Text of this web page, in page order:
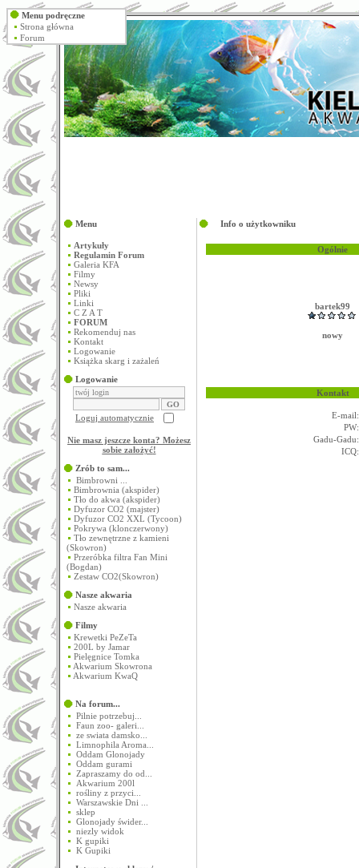
Menu
Artykuły
Regulamin Forum
Galeria KFA
Filmy
Newsy
Pliki
Linki
C Z A T
FORUM
Rekomenduj nas
Kontakt
Logowanie
Książka skarg i zażaleń
Logowanie
Loguj automatycznie
Nie masz jeszcze konta? Możesz
sobie założyć!
Zrób to sam...
Bimbrowni ...
Bimbrownia (akspider)
Tło do akwa (akspider)
Dyfuzor CO2 (majster)
Dyfuzor CO2 XXL (Tycoon)
Pokrywa (klonczerwony)
Tło zewnętrzne z kamieni
(Skowron)
Przeróbka filtra Fan Mini
(Bogdan)
Zestaw CO2(Skowron)
Nasze akwaria
Nasze akwaria
Filmy
Krewetki PeZeTa
200L by Jamar
Pielęgnice Tomka
Akwarium Skowrona
Akwarium KwaQ
Na forum...
Pilnie potrzebuj...
Faun zoo- galeri...
ze swiata damsko...
Limnophila Aroma...
Oddam Glonojady
Oddam gurami
Zapraszamy do od...
Akwarium 200l
rośliny z przyci...
Warszawskie Dni ...
sklep
Glonojady świder...
niezly widok
K gupiki
K Gupiki
Info o użytkowniku
Ogólnie
bartek99
nowy
Kontakt
E-mail:
PW:
Gadu-Gadu:
ICQ:
Menu podręczne
Strona główna
Forum